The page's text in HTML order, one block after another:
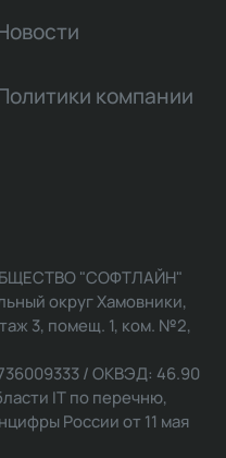
компании
"СОФТЛАЙН"
округ Хамовники,
3, помещ. 1, ком. №2,
/ ОКВЭД: 46.90
IT по перечню,
России от 11 мая